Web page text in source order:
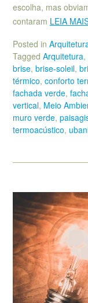
escolha, mas
contaram LEIA
Posted in
Tagged Arquitetura,
brise, brise-soleil,
térmico, conforto
fachada verde,
vertical, Meio
muro verde,
termoacústico,